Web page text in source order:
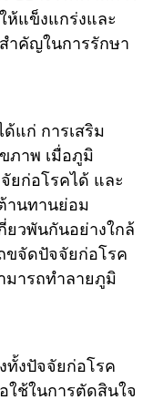
ห้แข็งแกร่งและ
ำคัญในการรักษา
ด้แก่ การเสริม
ภาพ เมื่อภูมิ
ยก่อโรคได้ และ
านทานย่อม
ยวพันกันอย่างใกล้
จัดปัจจัยก่อโรค
ารถทำลายภูมิ
ทั้งปัจจัยก่อโรค
ใช้ในการตัดสินใจ